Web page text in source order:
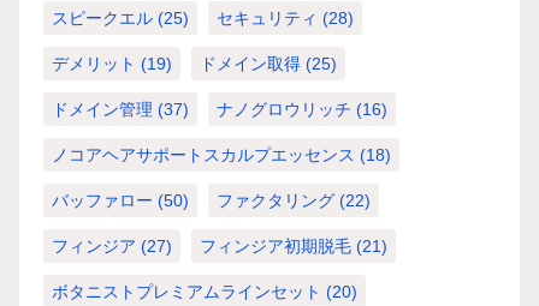
スピークエル (25) セキュリティ (28)
デメリット (19) ドメイン取得 (25)
ドメイン管理 (37) ナノグロウリッチ (16)
ノコアヘアサポートスカルプエッセンス (18)
バッファロー (50) ファクタリング (22)
フィンジア (27) フィンジア初期脱毛 (21)
ボタニストプレミアムラインセット (20)